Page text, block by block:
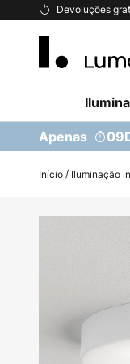
Devoluções
Ir
Conteúdo
Apenas
Início Iluminação